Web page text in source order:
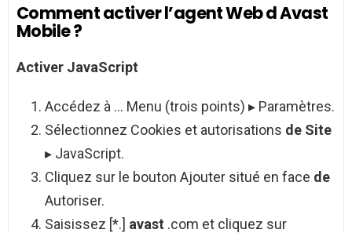
Comment activer l’agent Web d Avast
Mobile ?
Activer JavaScript
Accédez à … Menu (trois points) ▸ Paramètres.
Sélectionnez Cookies et autorisations de Site
▸ JavaScript.
Cliquez sur le bouton Ajouter situé en face de
Autoriser.
Saisissez [*.] avast .com et cliquez sur